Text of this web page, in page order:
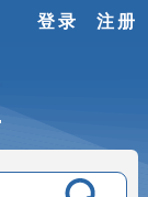
登录 注册